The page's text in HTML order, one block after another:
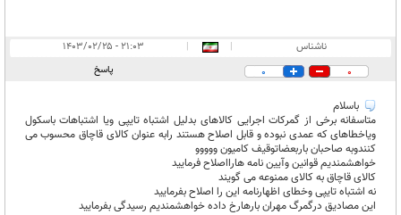
ناشناس |
|
۲۱:۰۳ - ۱۴۰۳/۰۲/۲۵
0
0 پاسخ
باسلام
متاسفانه برخی از گمرکات اجرایی کالاهای بدلیل اشتباه تایپی ویا اشتباهات باسکول
ویاخطاهای که عمدی نبوده و قابل اصلاح هستند رابه عنوان کالای قاچاق محسوب می
کنندوبه صاحبان باربعضاتوقیف کامیون ووووو
خواهشمندیم قوانین وآیین نامه هارااصلاح فرمایید
کالای قاچاق به کالای ممنوعه می گویند
نه اشتباه تایپی وخطای اظهارنامه این را اصلاح بفرمایید
این مصادیق درگمرگ مهران بارهارخ داده خواهشمندیم رسیدگی بفرمایید